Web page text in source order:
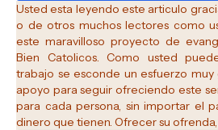
Usted esta leyendo este articulo
o de otros muchos lectores como
este maravilloso proyecto de
Bien Catolicos.Como usted
trabajo se esconde un esfuerzo muy
apoyo para seguir ofreciendo este
para cada persona, sin importar el
dinero que tienen. Ofrecer su ofrenda,